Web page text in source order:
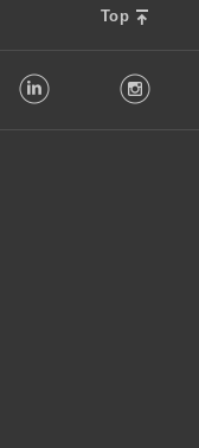
Top
LinkedIn